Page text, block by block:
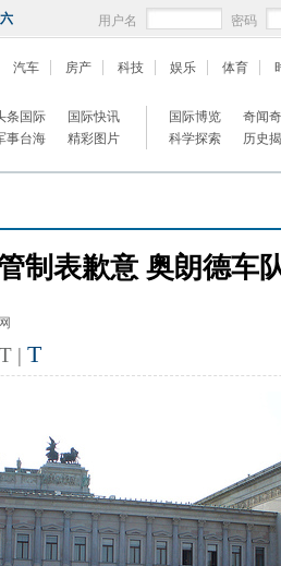
用户名 密码
汽车 房产 科技 娱乐 体育
条国际
国际快讯
事台海
精彩图片
国际博览
奇闻
科学探索
历史
制表歉意 奥朗德车
T | T